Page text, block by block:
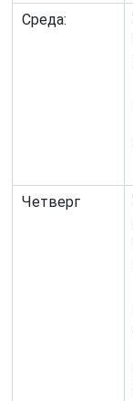
Среда:
Четверг